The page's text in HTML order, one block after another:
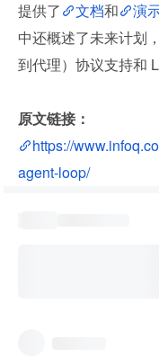
提供了
文档和 演
中还概述了未来计划
到代理）协议支持和
原文链接：
https://
agent-loop/